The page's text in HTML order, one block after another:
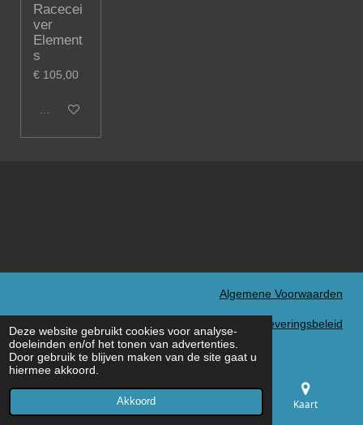
Deze website gebruikt cookies voor analyse-
doeleinden en/of het tonen van advertenties.
Door gebruik te blijven maken van de site gaat u
hiermee akkoord.
Akkoord
Racecei
ver
Element
s
€ 105,00
Uitverkocht
Algemene Voorwaarden
Verzend- en Leveringsbeleid
© 2022 - 2026 MXN Sport
Telefoonnummer Kaart